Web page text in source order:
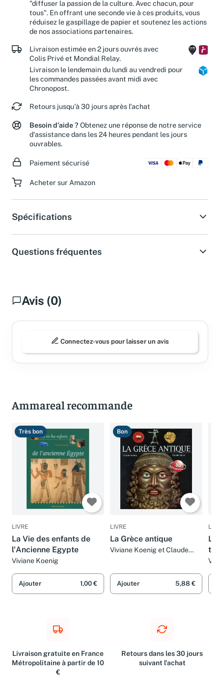
"diffuser la passion de la culture. Avec chacun, pour
tous". En offrant une seconde vie à ces produits, vous
réduisez le gaspillage de papier et soutenez les actions
de nos associations partenaires.
Livraison estimée en 2 jours ouvrés avec
Colis Privé et Mondial Relay.
Livraison le lendemain du lundi au vendredi pour
les commandes passées avant midi avec
Chronopost.
Retours jusqu'à 30 jours après l'achat
Besoin d'aide ? Obtenez une réponse de notre service
d'assistance dans les 24 heures pendant les jours
ouvrables.
Paiement sécurisé
Acheter sur Amazon
Spécifications
Questions fréquentes
Avis (0)
Connectez-vous pour laisser un avis
Ammareal recommande
Très bon
LIVRE
La Vie des enfants de
l'Ancienne Egypte
Viviane Koenig
Ajouter 1,00 €
Bon
LIVRE
La Grèce antique
Viviane Koenig et Claude
Ajouter 5,88 €
La
Livraison gratuite en France
Métropolitaine à partir de 10
€
Retours dans les 30 jours
suivant l'achat